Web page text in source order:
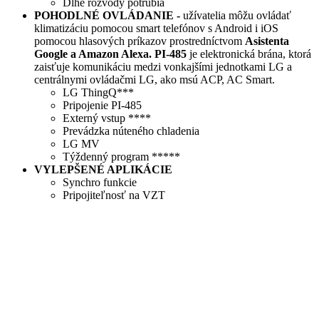
POHODLNÉ OVLÁDANIE - užívatelia môžu ovládať
klimatizáciu pomocou smart telefónov s Android i iOS
pomocou hlasových príkazov prostredníctvom Asistenta
Google a Amazon Alexa. PI-485 je elektronická brána, ktorá
zaisťuje komunikáciu medzi vonkajšími jednotkami LG a
centrálnymi ovládačmi LG, ako msú ACP, AC Smart.
LG ThingQ***
Pripojenie PI-485
Externý vstup ****
Prevádzka núteného chladenia
LG MV
Týždenný program *****
VYLEPŠENÉ APLIKÁCIE
Synchro funkcie
Pripojiteľnosť na VZT